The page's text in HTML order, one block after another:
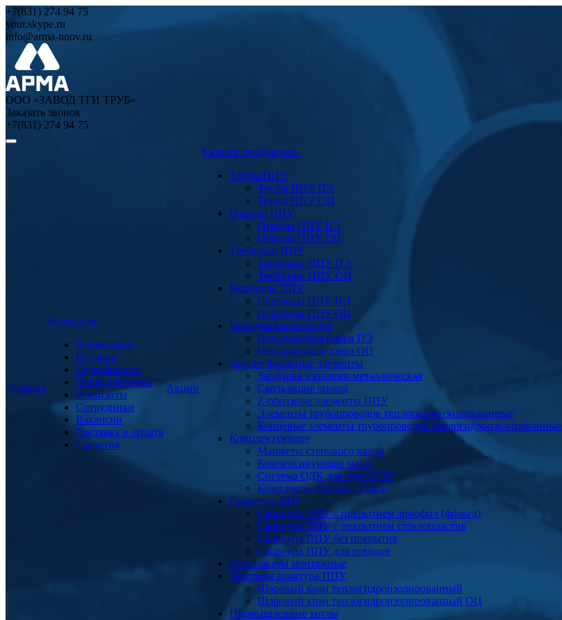
+7(831) 274 94 75
your.skype.ru
info@arma-nnov.ru
ООО «ЗАВОД ТГИ ТРУБ»
Заказать звонок
+7(831) 274 94 75
Главная
Компания
О компании
История
Сертификаты
Наши партнеры
Реквизиты
Сотрудники
Вакансии
Доставка и оплата
Гарантия
Акции
Каталог продукции
Трубы ППУ
Трубы ППУ ПЭ
Трубы ППУ ОЦ
Отводы ППУ
Отводы ППУ ПЭ
Отводы ППУ ОЦ
Тройники ППУ
Тройники ППУ ПЭ
Тройники ППУ ОЦ
Переходы ППУ
Переходы ППУ ПЭ
Переходы ППУ ОЦ
Неподвижные опоры
Неподвижная опора ПЭ
Неподвижная опора ОЦ
Другие фасонные элементы
Заглушка изоляции металлическая
Скользящие опоры
Z-образные элементы ППУ
Элементы трубопроводов теплогидроизолированные
Концевые элементы трубопроводов теплогидроизолированные
Комплектующие
Манжеты стенового ввода
Компенсирующие маты
Система ОДК для труб ППУ
Комплекты заделки стыков
Скорлупа ППУ
Скорлупа ППУ с покрытием армофол (фольга)
Скорлупа ППУ с покрытием стеклопластик
Скорлупа ППУ без покрытия
Скорлупа ППУ для отводов
Пенопакеты монтажные
Запорная арматура ППУ
Шаровый кран теплогидроизолированный
Шаровый кран теплогидроизолированный ОЦ
Промышленные котлы